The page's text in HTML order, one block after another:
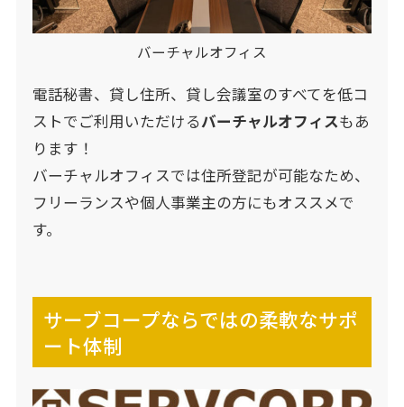
バーチャルオフィス
電話秘書、貸し住所、貸し会議室のすべてを低コ
ストでご利用いただけるバーチャルオフィスもあ
ります！
バーチャルオフィスでは住所登記が可能なため、
フリーランスや個人事業主の方にもオススメで
す。
サーブコープならではの柔軟なサポ
ート体制